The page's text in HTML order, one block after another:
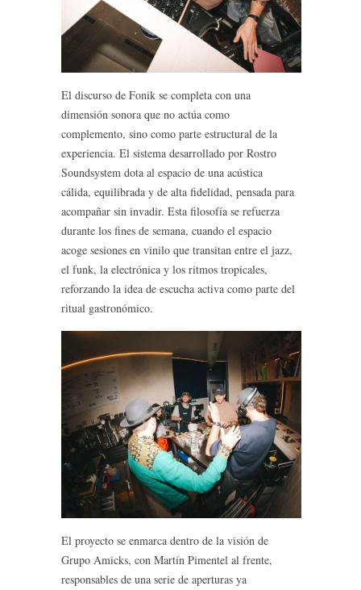
El discurso de Fonik se completa con una
dimensión sonora que no actúa como
complemento, sino como parte estructural de la
experiencia. El sistema desarrollado por Rostro
Soundsystem dota al espacio de una acústica
cálida, equilibrada y de alta fidelidad, pensada para
acompañar sin invadir. Esta filosofía se refuerza
durante los fines de semana, cuando el espacio
acoge sesiones en vinilo que transitan entre el jazz,
el funk, la electrónica y los ritmos tropicales,
reforzando la idea de escucha activa como parte del
ritual gastronómico.
El proyecto se enmarca dentro de la visión de
Grupo Amicks, con Martín Pimentel al frente,
responsables de una serie de aperturas ya